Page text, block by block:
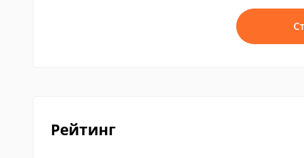
Рейтинг